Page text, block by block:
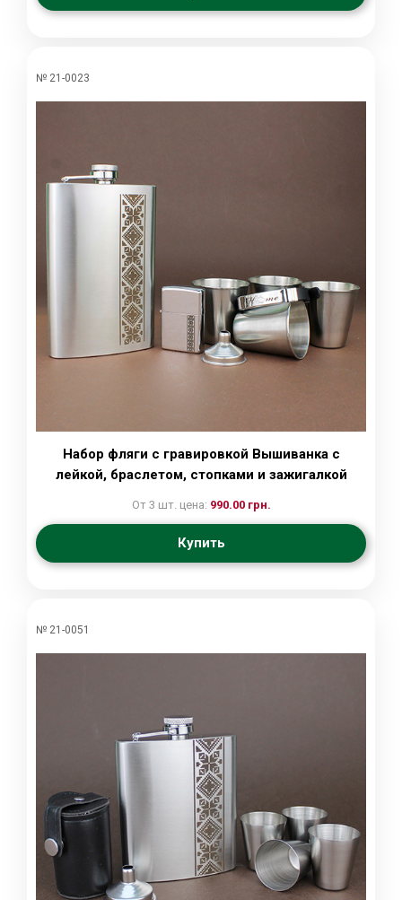
№ 21-0023
Набор фляги с гравировкой Вышиванка с
лейкой, браслетом, стопками и зажигалкой
От 3 шт. цена: 990.00 грн.
Купить
№ 21-0051